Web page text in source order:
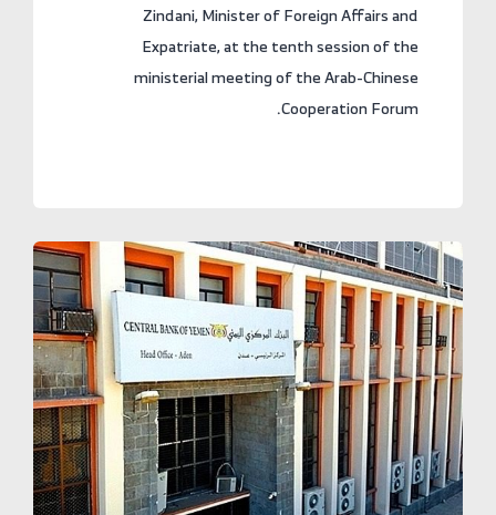
Zindani, Minister of Foreign Affairs and
Expatriate, at the tenth session of the
ministerial meeting of the Arab-Chinese
Cooperation Forum.